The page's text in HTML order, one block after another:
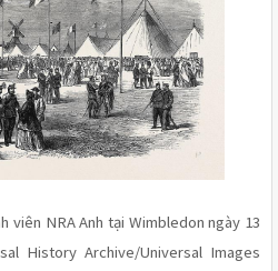
viên NRA Anh tại Wimbledon ngày 13
History Archive/Universal Images